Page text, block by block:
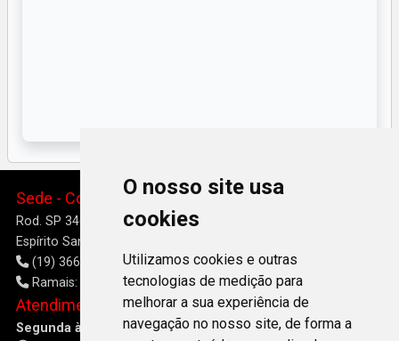
O nosso site usa
cookies
Utilizamos cookies e outras
tecnologias de medição para
melhorar a sua experiência de
navegação no nosso site, de forma a
Sede - Colégio Agrícola
Rod. SP 346-Km 204 - Bairro Morro Azul
Espírito Santo do Pinhal, SP - 13.990-000
(19) 3661-8301 / 3661-8302 / 3661-8303
Ramais: 8301 / 8302 / 8303
Atendimento Secretaria Acadêmica
Segunda à Sexta: das 08h às 17h e das 19h às 21h